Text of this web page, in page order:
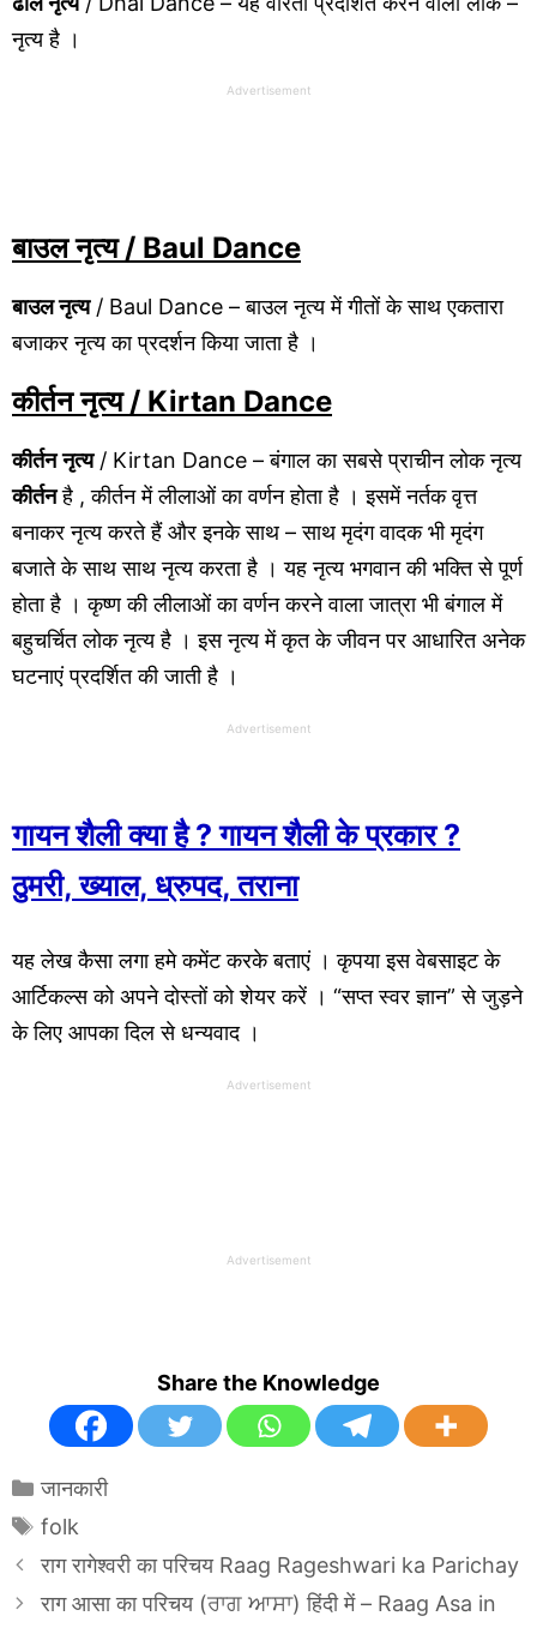
नृत्य है ।
Advertisement
बाउल नृत्य/ Baul Dance
बाउल नृत्य/ Baul Dance – बाउल नृत्य में गीतों के साथ एकतारा
बजाकर नृत्य का प्रदर्शन किया जाता है ।
कीर्तन नृत्य/ Kirtan Dance
कीर्तन नृत्य/ Kirtan Dance – बंगाल का सबसे प्राचीन लोक नृत्य
कीर्तनहै , कीर्तन में लीलाओं का वर्णन होता है । इसमें नर्तक वृत्त
बनाकर नृत्य करते हैं और इनके साथ – साथ मृदंग वादक भी मृदंग
बजातेके साथ साथनृत्य करता है । यह नृत्य भगवान की भक्ति से पूर्ण
होता है । कृष्ण की लीलाओं का वर्णन करने वाला जात्रा भी बंगाल में
बहुचर्चित लोक नृत्य है । इस नृत्य में कृत के जीवन पर आधारित अनेक
घटनाएं प्रदर्शित की जाती है ।
Advertisement
गायन शैली क्या है ? गायन शैली के प्रकार ?
ठुमरी, ख्याल, ध्रुपद, तराना
यह लेख कैसा लगा हमे कमेंट करके बताएं । कृपया इस वेबसाइट के
आर्टिकल्स को अपने दोस्तों को शेयर करें । “सप्त स्वर ज्ञान” से जुड़ने
के लिए आपका दिल से धन्यवाद ।
Advertisement
Advertisement
Share the Knowledge
Categories
जानकारी
Tags
folk
राग रागेश्वरी का परिचय Raag Rageshwari ka Parichay
राग आसा का परिचय (ਰਾਗ ਆਸਾ) हिंदी में – Raag Asa in